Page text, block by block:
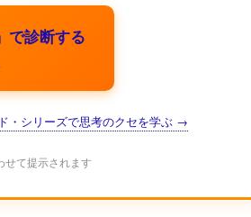
で診断する
・シリーズで思考のクセを学ぶ →
せて提示されます